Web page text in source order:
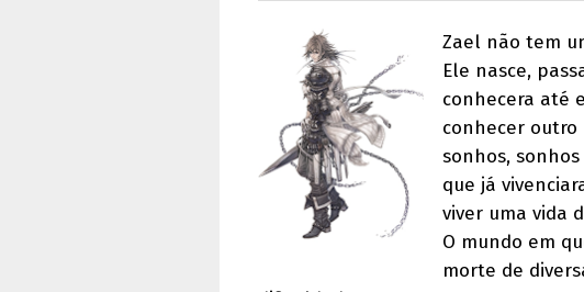
Zael não tem
Ele nasce,
conhecera até
conhecer outro
sonhos,
que já
viver uma vida
O mundo em
morte de